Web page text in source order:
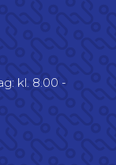
kl. 8.00 -